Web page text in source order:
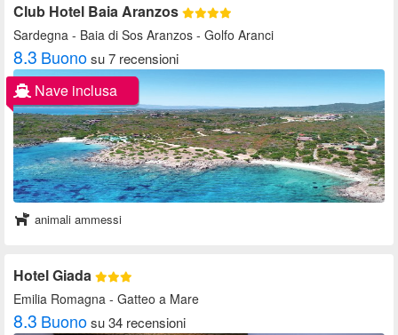
Club Hotel Baia Aranzos
Sardegna - Baia di Sos Aranzos - Golfo Aranci
8.3 Buonosu 7 recensioni
Nave inclusa
animali ammessi
Hotel Giada
Emilia Romagna - Gatteo a Mare
8.3 Buonosu 34 recensioni